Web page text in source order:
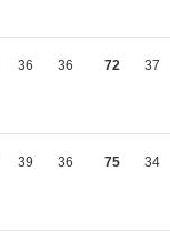
36 36 72 37
39 36 75 34